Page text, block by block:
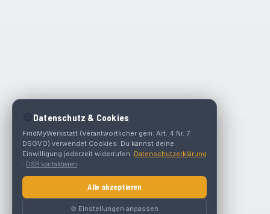
🍪 Datenschutz & Cookies
FindMyWerkstatt (Verantwortlicher gem. Art. 4 Nr. 7
DSGVO) verwendet Cookies. Du kannst deine
Einwilligung jederzeit widerrufen. Datenschutzerklärung
· DSB kontaktieren
Alle akzeptieren
⚙️ Einstellungen anpassen